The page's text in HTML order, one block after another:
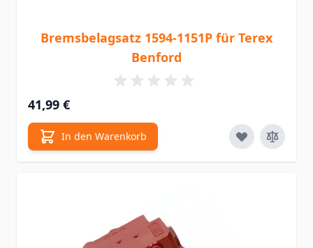
Bremsbelagsatz 1594-1151P für Terex
Benford
41,99 €
In den Warenkorb